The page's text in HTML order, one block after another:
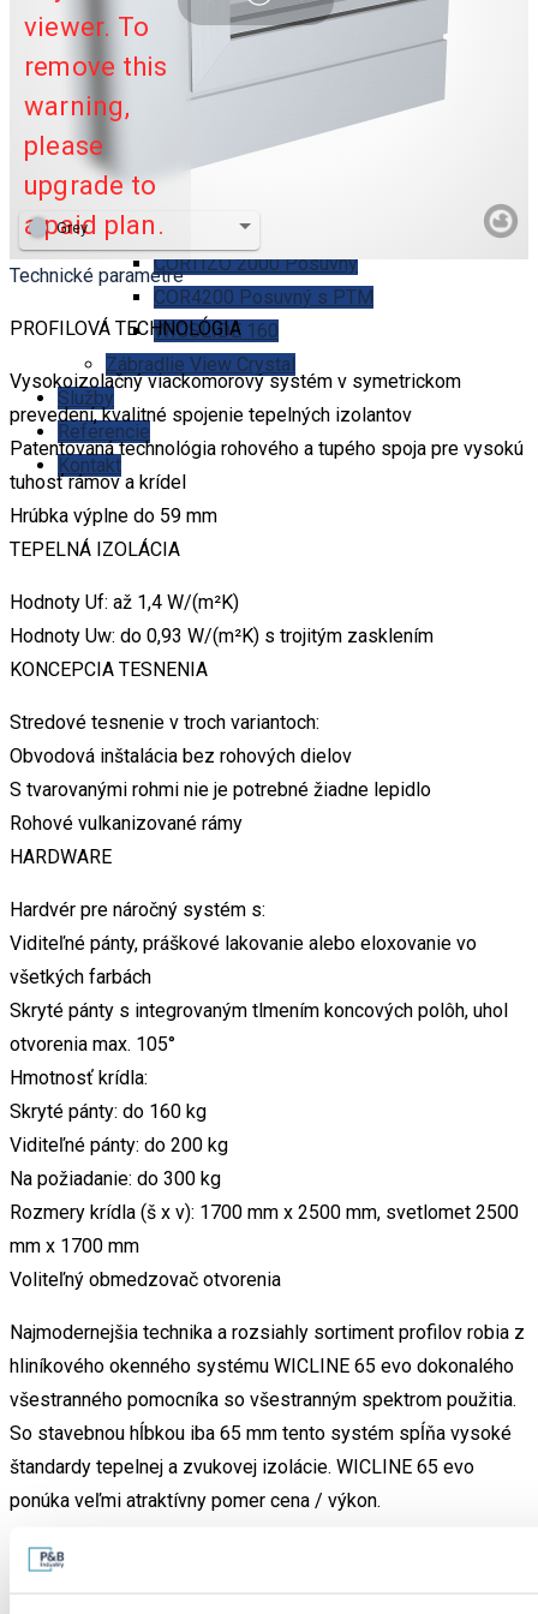
Hliníkové okná WICLINE 65 EVO
COR 80 Industrial s PTM
COR 70 Industrial s PTM
Pergoly a zimné záhrady
SAPA TopECO
SAPA TopLine Pro
Posuvné systémy
CORTIZO 2000 Posuvný
COR4200 Posuvný s PTM
WICSLIDE 160
Zábradlie View Crystal
Služby
Referencie
Kontakt
viewer. To
remove this
warning,
please
upgrade to
a paid plan.
Grey
Technické parametre
PROFILOVÁ TECHNOLÓGIA
Vysokoizolačný viackomorový systém v symetrickom
prevedení, kvalitné spojenie tepelných izolantov
Patentovaná technológia rohového a tupého spoja pre vysokú
tuhosť rámov a krídel
Hrúbka výplne do 59 mm
TEPELNÁ IZOLÁCIA
Hodnoty Uf: až 1,4 W/(m²K)
Hodnoty Uw: do 0,93 W/(m²K) s trojitým zasklením
KONCEPCIA TESNENIA
Stredové tesnenie v troch variantoch:
Obvodová inštalácia bez rohových dielov
S tvarovanými rohmi nie je potrebné žiadne lepidlo
Rohové vulkanizované rámy
HARDWARE
Hardvér pre náročný systém s:
Viditeľné pánty, práškové lakovanie alebo eloxovanie vo
všetkých farbách
Skryté pánty s integrovaným tlmením koncových polôh, uhol
otvorenia max. 105°
Hmotnosť krídla:
Skryté pánty: do 160 kg
Viditeľné pánty: do 200 kg
Na požiadanie: do 300 kg
Rozmery krídla (š x v): 1700 mm x 2500 mm, svetlomet 2500
mm x 1700 mm
Voliteľný obmedzovač otvorenia
Najmodernejšia technika a rozsiahly sortiment profilov robia z
hliníkového okenného systému WICLINE 65 evo dokonalého
všestranného pomocníka so všestranným spektrom použitia.
So stavebnou hĺbkou iba 65 mm tento systém spĺňa vysoké
štandardy tepelnej a zvukovej izolácie. WICLINE 65 evo
ponúka veľmi atraktívny pomer cena / výkon.
Dizajnový vzhľad